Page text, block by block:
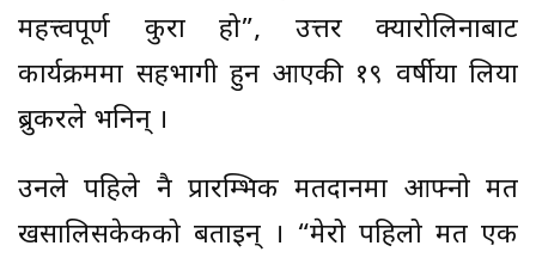
महत्त्वपूर्ण कुरा हो”, उत्तर क्यारोलिनाबाट
कार्यक्रममा सहभागी हुन आएकी १९ वर्षीया लिया
ब्रुकरले भनिन् ।
उनले पहिले नै प्रारम्भिक मतदानमा आफ्नो मत
खसालिसकेकको बताइन् । “मेरो पहिलो मत एक